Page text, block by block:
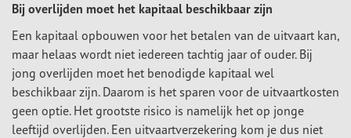
Bij overlijden moet het kapitaal beschikbaar zijn
Een kapitaal opbouwen voor het betalen van de uitvaart kan,
maar helaas wordt niet iedereen tachtig jaar of ouder. Bij
jong overlijden moet het benodigde kapitaal wel
beschikbaar zijn. Daarom is het sparen voor de uitvaartkosten
geen optie. Het grootste risico is namelijk het op jonge
leeftijd overlijden. Een uitvaartverzekering kom je dus niet